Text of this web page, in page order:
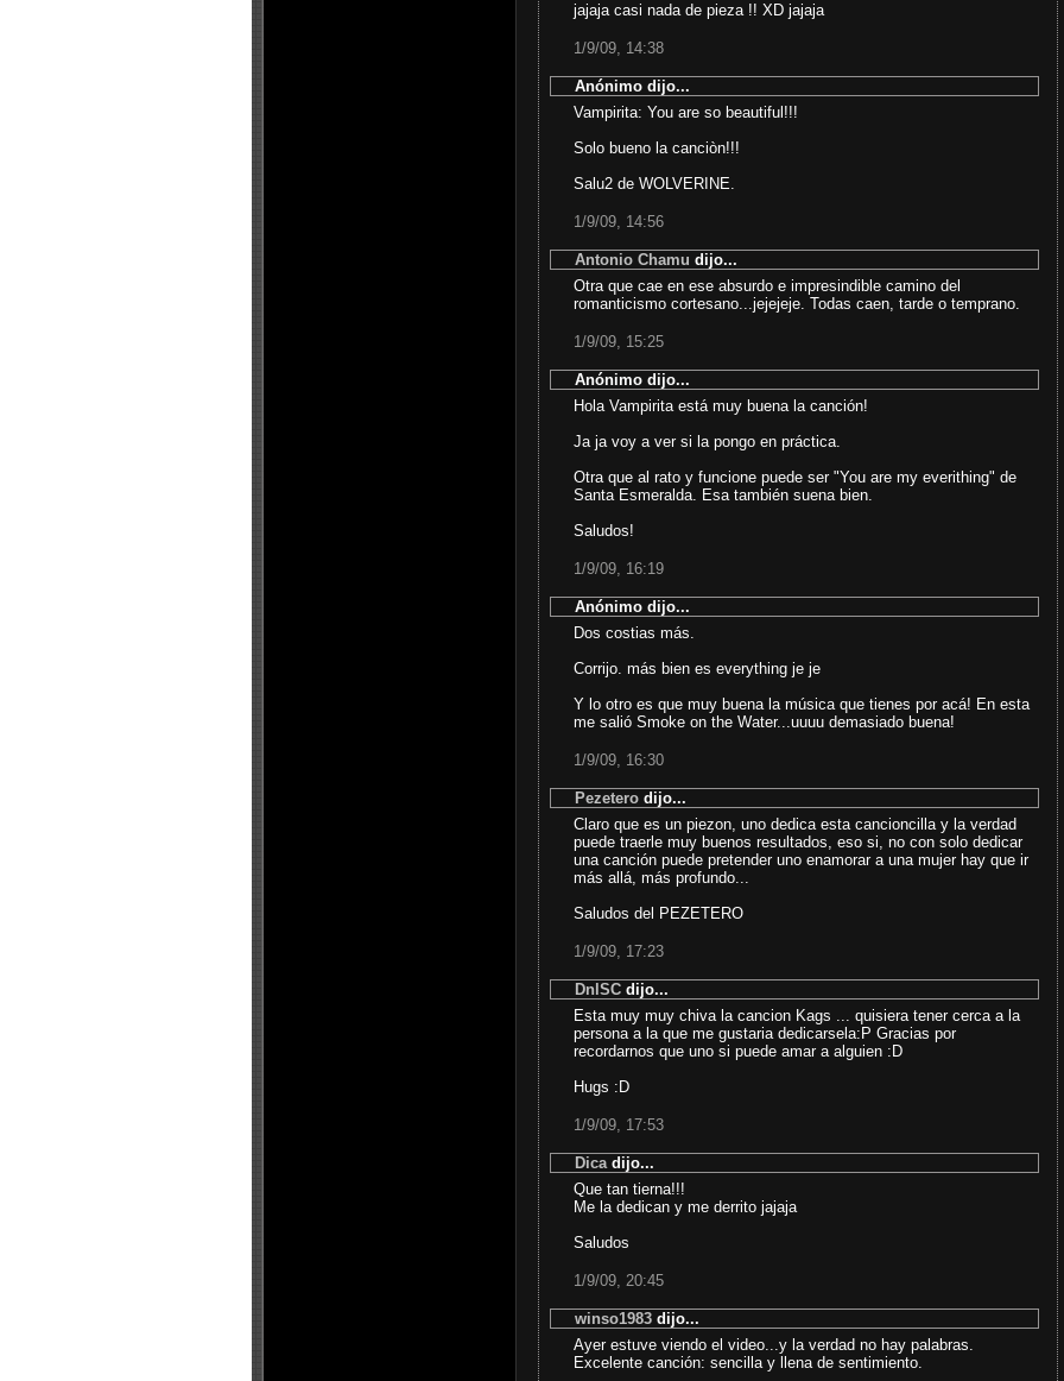
jajaja casi nada de pieza !! XD jajaja
1/9/09, 14:38
Anónimo dijo...
Vampirita: You are so beautiful!!!
Solo bueno la canciòn!!!
Salu2 de WOLVERINE.
1/9/09, 14:56
Antonio Chamu dijo...
Otra que cae en ese absurdo e impresindible camino del
romanticismo cortesano...jejejeje. Todas caen, tarde o temprano.
1/9/09, 15:25
Anónimo dijo...
Hola Vampirita está muy buena la canción!
Ja ja voy a ver si la pongo en práctica.
Otra que al rato y funcione puede ser "You are my everithing" de
Santa Esmeralda. Esa también suena bien.
Saludos!
1/9/09, 16:19
Anónimo dijo...
Dos costias más.
Corrijo. más bien es everything je je
Y lo otro es que muy buena la música que tienes por acá! En esta
me salió Smoke on the Water...uuuu demasiado buena!
1/9/09, 16:30
Pezetero dijo...
Claro que es un piezon, uno dedica esta cancioncilla y la verdad
puede traerle muy buenos resultados, eso si, no con solo dedicar
una canción puede pretender uno enamorar a una mujer hay que ir
más allá, más profundo...
Saludos del PEZETERO
1/9/09, 17:23
DnlSC dijo...
Esta muy muy chiva la cancion Kags ... quisiera tener cerca a la
persona a la que me gustaria dedicarsela:P Gracias por
recordarnos que uno si puede amar a alguien :D
Hugs :D
1/9/09, 17:53
Dica dijo...
Que tan tierna!!!
Me la dedican y me derrito jajaja
Saludos
1/9/09, 20:45
winso1983 dijo...
Ayer estuve viendo el video...y la verdad no hay palabras.
Excelente canción: sencilla y llena de sentimiento.